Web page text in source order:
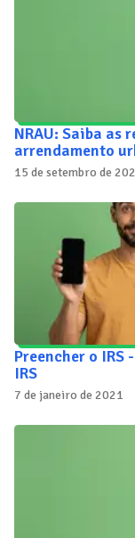
NRAU: Saiba as
arrendamento
15 de setembro de
Preencher o IRS
IRS
7 de janeiro de 2021